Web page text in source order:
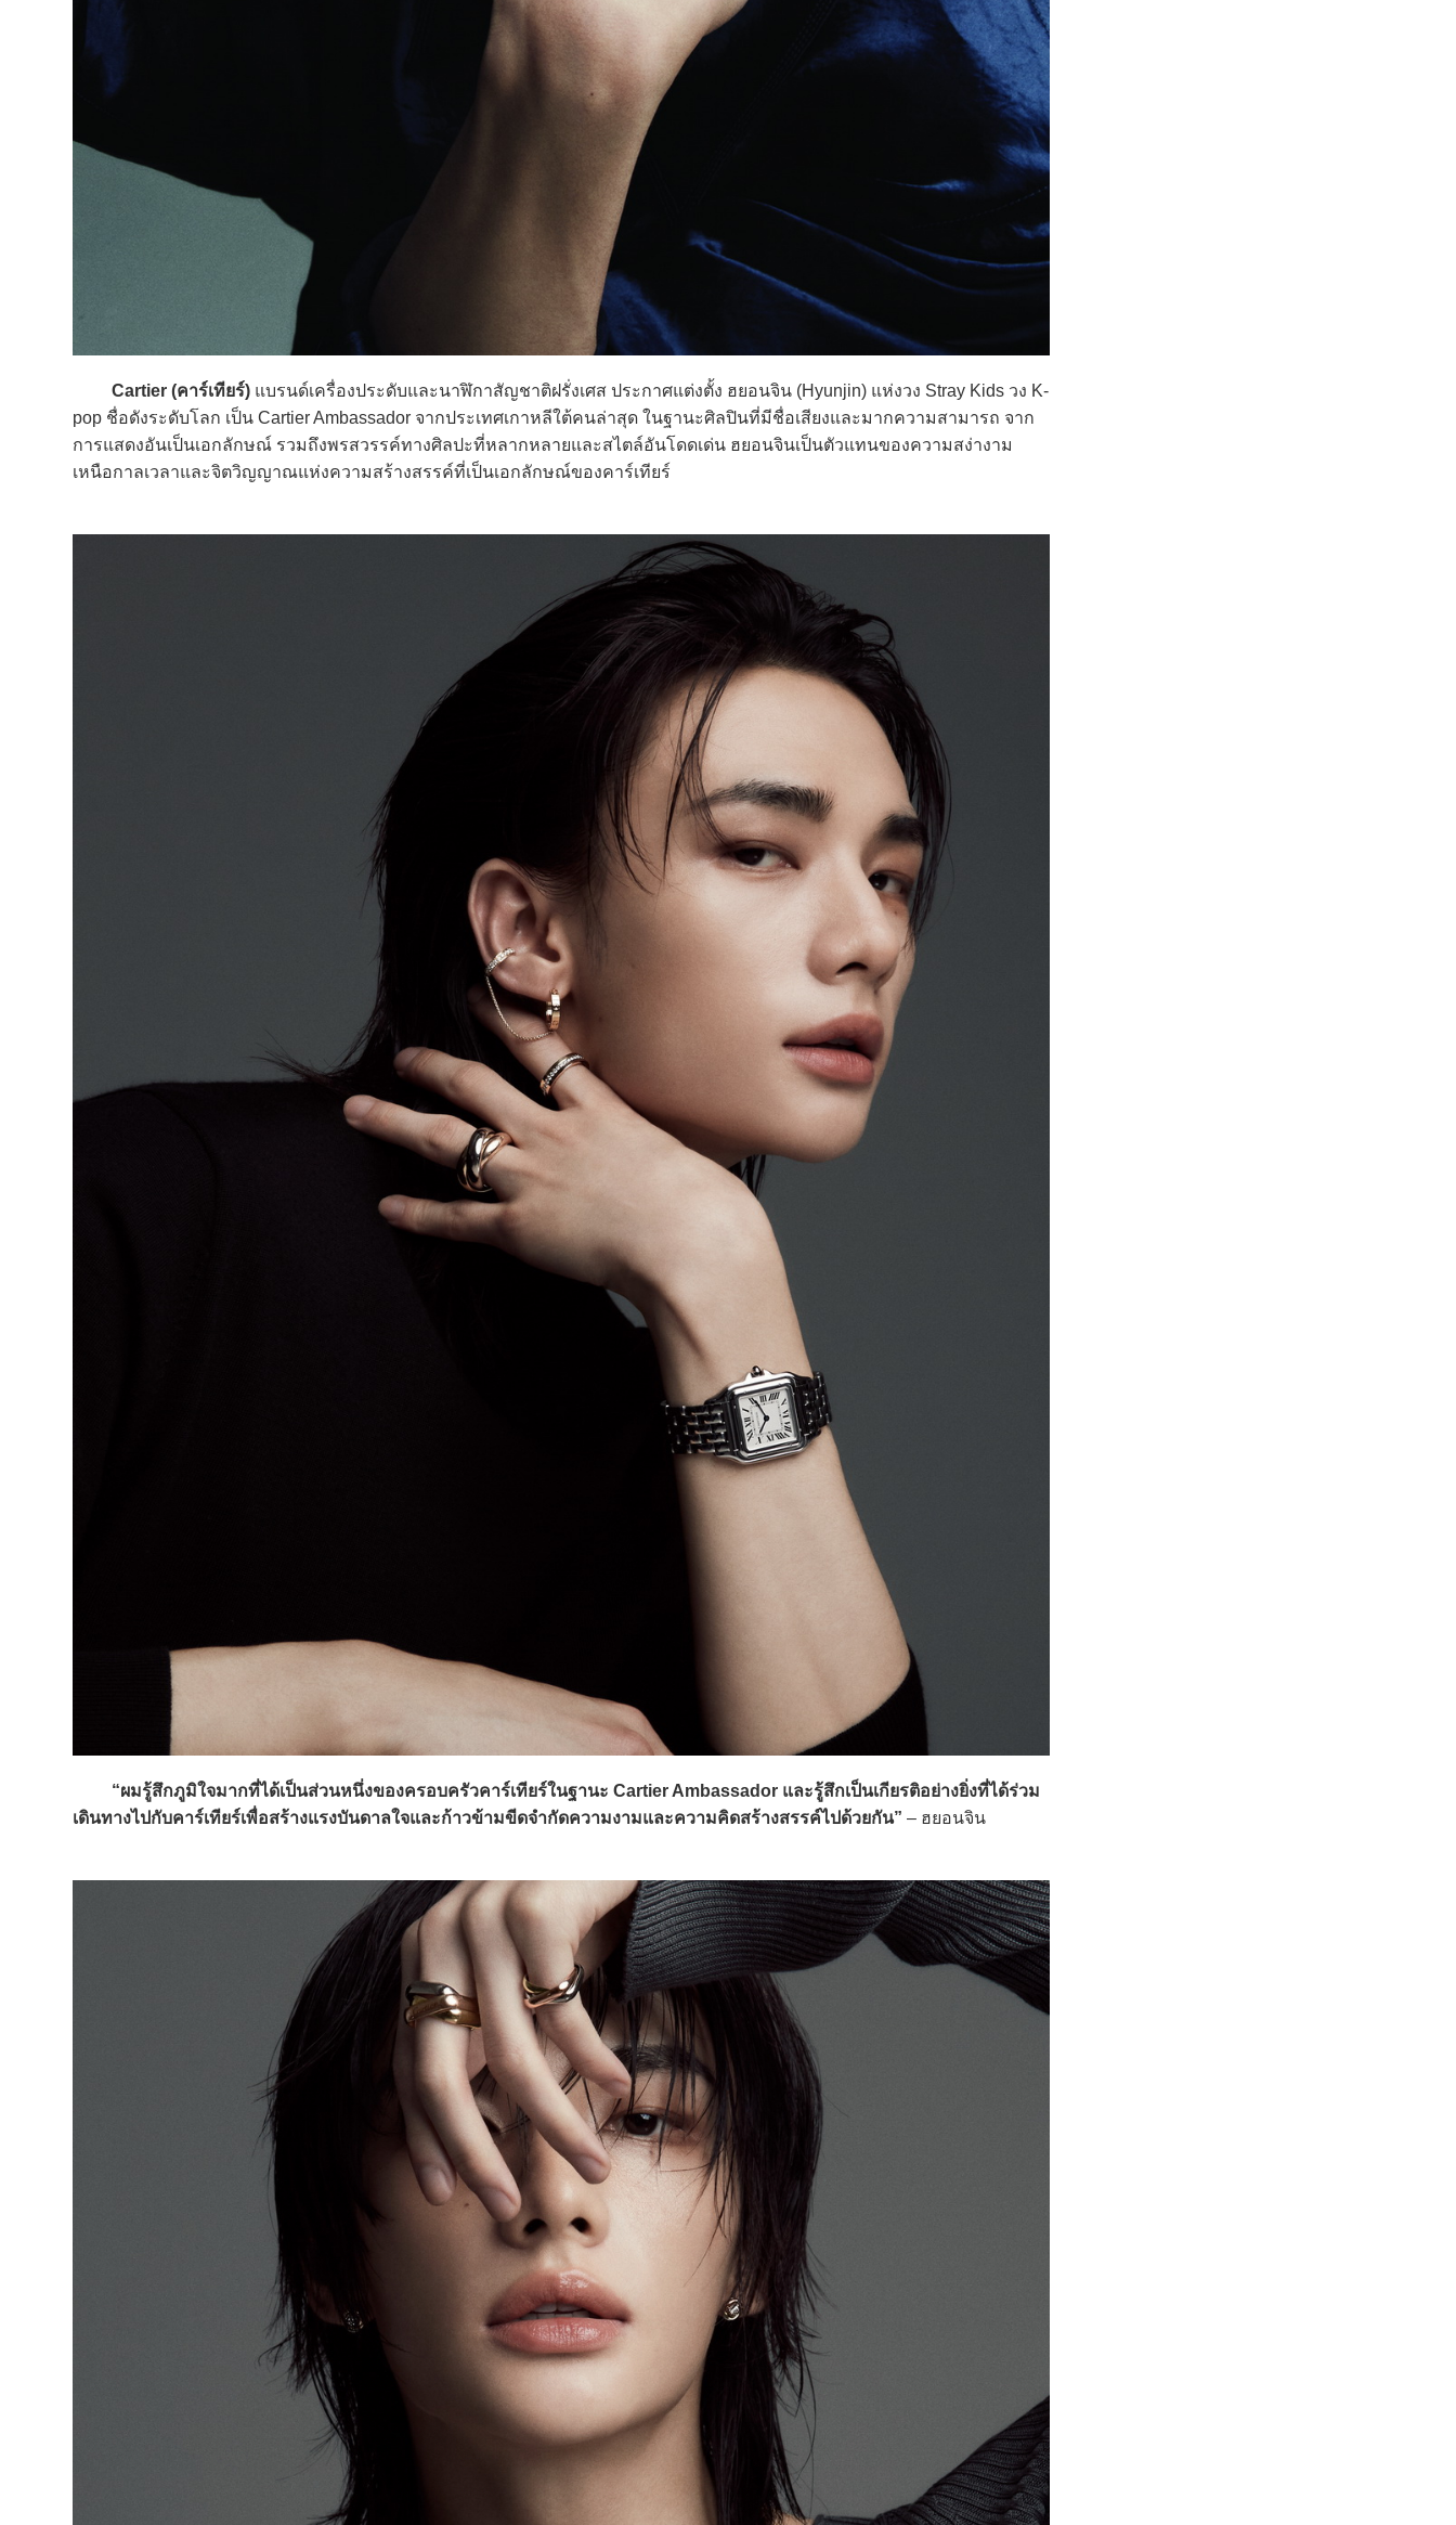
Cartier (คาร์เทียร์) แบรนด์เครื่องประดับและนาฬิกาสัญชาติฝรั่งเศส ประกาศแต่งตั้ง ฮยอนจิน (Hyunjin) แห่งวง Stray Kids วง K-
pop ชื่อดังระดับโลก เป็น Cartier Ambassador จากประเทศเกาหลีใต้คนล่าสุด ในฐานะศิลปินที่มีชื่อเสียงและมากความสามารถ จาก
การแสดงอันเป็นเอกลักษณ์ รวมถึงพรสวรรค์ทางศิลปะที่หลากหลายและสไตล์อันโดดเด่น ฮยอนจินเป็นตัวแทนของความสง่างาม
เหนือกาลเวลาและจิตวิญญาณแห่งความสร้างสรรค์ที่เป็นเอกลักษณ์ของคาร์เทียร์
“ผมรู้สึกภูมิใจมากที่ได้เป็นส่วนหนึ่งของครอบครัวคาร์เทียร์ในฐานะ Cartier Ambassador และรู้สึกเป็นเกียรติอย่างยิ่งที่ได้ร่วม
เดินทางไปกับคาร์เทียร์เพื่อสร้างแรงบันดาลใจและก้าวข้ามขีดจำกัดความงามและความคิดสร้างสรรค์ไปด้วยกัน” – ฮยอนจิน